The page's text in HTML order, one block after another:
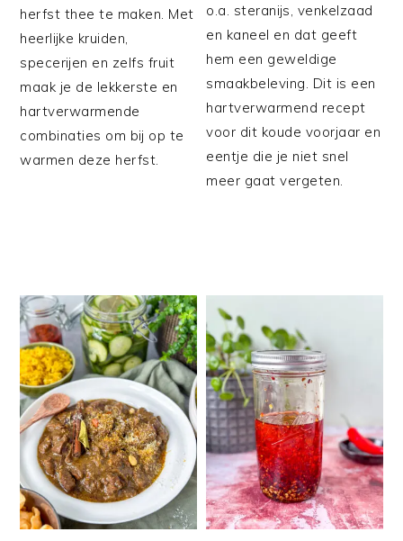
herfst thee te maken. Met
heerlijke kruiden,
specerijen en zelfs fruit
maak je de lekkerste en
hartverwarmende
combinaties om bij op te
warmen deze herfst.
o.a. steranijs, venkelzaad
en kaneel en dat geeft
hem een geweldige
smaakbeleving. Dit is een
hartverwarmend recept
voor dit koude voorjaar en
eentje die je niet snel
meer gaat vergeten.